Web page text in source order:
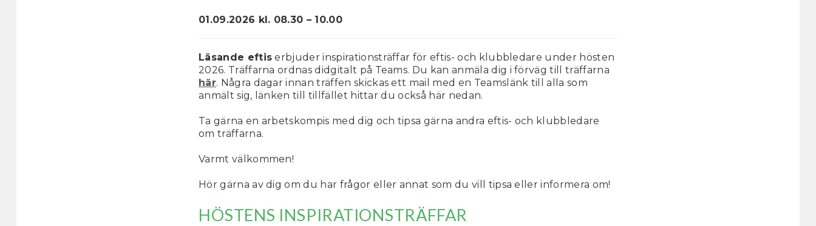
01.09.2026 kl. 08.30 – 10.00
Läsande eftis erbjuder inspirationsträffar för eftis- och klubbledare under hösten
2026. Träffarna ordnas didgitalt på Teams. Du kan anmäla dig i förväg till träffarna
här. Några dagar innan träffen skickas ett mail med en Teamslänk till alla som
anmält sig, länken till tillfället hittar du också här nedan.
Ta gärna en arbetskompis med dig och tipsa gärna andra eftis- och klubbledare
om träffarna.
Varmt välkommen!
Hör gärna av dig om du har frågor eller annat som du vill tipsa eller informera om!
HÖSTENS INSPIRATIONSTRÄFFAR